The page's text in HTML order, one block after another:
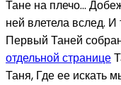
Тане на плечо...
ней влетела вслед. И
Первый Таней
отдельной странице
Таня, Где ее искать